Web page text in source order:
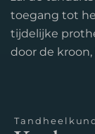
toegang tot
tijdelijke
door de